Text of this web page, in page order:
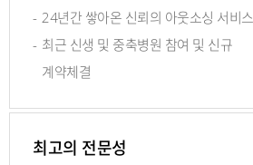
- 24년간 쌓아온 신뢰의 아웃소싱 서비스
- 최근 신생 및 중축병원 참여 및 신규
계약체결
최고의 전문성